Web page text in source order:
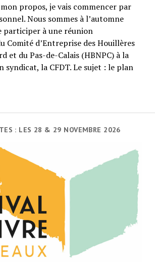
: LES 28 & 29 NOVEMBRE 2026
propos, je vais commencer par
Nous sommes à l’automne
participer à une réunion
Comité d’Entreprise des Houillères
et du Pas-de-Calais (HBNPC) à la
syndicat, la CFDT. Le sujet : le plan